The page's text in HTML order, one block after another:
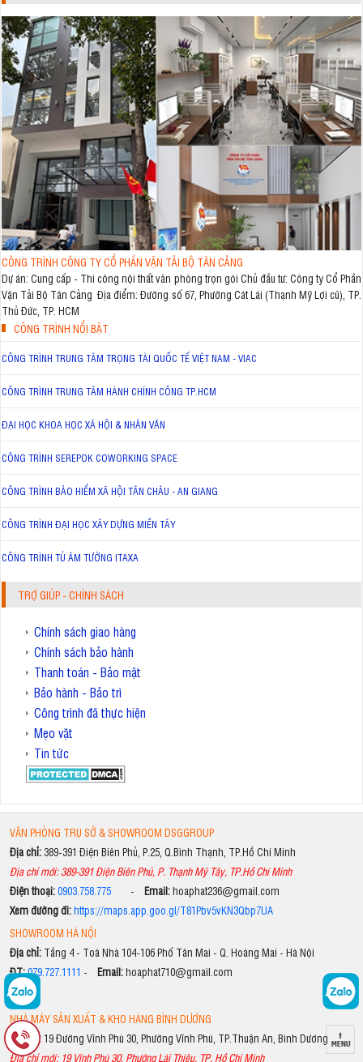
CÔNG TRÌNH CÔNG TY CỔ PHẦN VẬN TẢI BỘ TÂN CẢNG
Dự án: Cung cấp - Thi công nội thất văn phòng trọn gói Chủ đầu tư: Công ty Cổ Phần
Vận Tải Bộ Tân Cảng Địa điểm: Đường số 67, Phường Cát Lái (Thạnh Mỹ Lợi cũ), TP.
Thủ Đức, TP. HCM
CÔNG TRÌNH NỔI BẬT
CÔNG TRÌNH TRUNG TÂM TRỌNG TÀI QUỐC TẾ VIỆT NAM - VIAC
CÔNG TRÌNH TRUNG TÂM HÀNH CHÍNH CÔNG TP.HCM
ĐẠI HỌC KHOA HỌC XÃ HỘI & NHÂN VĂN
CÔNG TRÌNH SEREPOK COWORKING SPACE
CÔNG TRÌNH BẢO HIỂM XÃ HỘI TÂN CHÂU - AN GIANG
CÔNG TRÌNH ĐẠI HỌC XÂY DỰNG MIỀN TÂY
CÔNG TRÌNH TỦ ÂM TƯỜNG ITAXA
TRỢ GIÚP - CHÍNH SÁCH
Chính sách giao hàng
Chính sách bảo hành
Thanh toán - Bảo mật
Bảo hành - Bảo trì
Công trình đã thực hiện
Mẹo vặt
Tin tức
VĂN PHÒNG TRỤ SỞ & SHOWROOM DSGGROUP
Địa chỉ: 389-391 Điện Biên Phủ, P.25, Q.Bình Thạnh, TP.Hồ Chí Minh
Địa chỉ mới: 389-391 Điện Biên Phủ, P. Thạnh Mỹ Tây, TP.Hồ Chí Minh
Điện thoại:0903.758.775- Email:hoaphat236@gmail.com
Xem đường đi:https://maps.app.goo.gl/T81Pbv5vKN3Qbp7UA
SHOWROOM HÀ NỘI
Địa chỉ:Tầng 4 - Toà Nhà 104-106 Phố Tân Mai - Q. Hoàng Mai - Hà Nội
ĐT:079.727.1111 - Email:hoaphat710@gmail.com
NHÀ MÁY SẢN XUẤT & KHO HÀNG BÌNH DƯƠNG
Địa chỉ:19 Đường Vĩnh Phú 30, Phường Vĩnh Phú, TP.Thuận An, Bình Dương
Địa chỉ mới: 19 Vĩnh Phú 30, Phường Lái Thiêu, TP. Hồ Chí Minh